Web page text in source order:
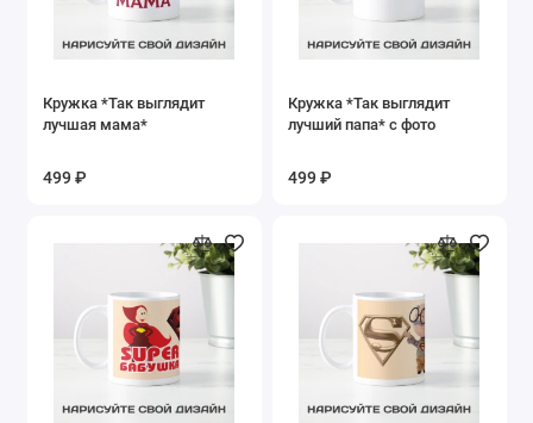
Кружка *Так выглядит
лучшая мама*
499 ₽
Кружка *Так выглядит
лучший папа* с фото
499 ₽